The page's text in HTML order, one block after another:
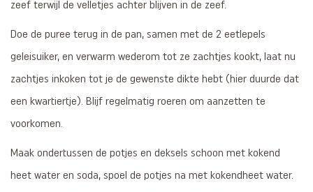
zeef terwijl de velletjes achter blijven in de zeef.
Doe de puree terug in de pan, samen met de 2 eetlepels
geleisuiker, en verwarm wederom tot ze zachtjes kookt, laat nu
zachtjes inkoken tot je de gewenste dikte hebt (hier duurde dat
een kwartiertje). Blijf regelmatig roeren om aanzetten te
voorkomen.
Maak ondertussen de potjes en deksels schoon met kokend
heet water en soda, spoel de potjes na met kokendheet water.